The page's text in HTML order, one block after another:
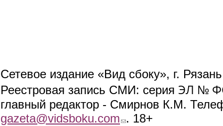
Сетевое издание «Вид сбоку», г.
Реестровая запись СМИ: серия ЭЛ №
главный редактор - Смирнов К.М.
gazeta@vidsboku.com (link sends e-mail)
. 18+